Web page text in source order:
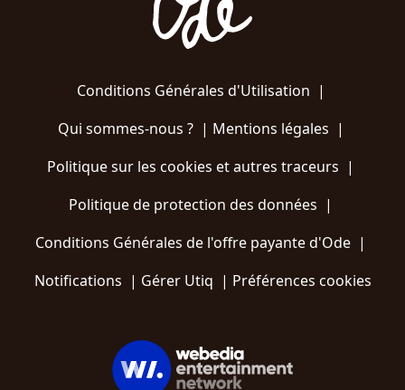
Conditions Générales d'Utilisation |
Qui sommes-nous ?| Mentions légales |
Politique sur les cookies et autres traceurs |
Politique de protection des données |
Conditions Générales de l'offre payante d'Ode |
Notifications | Gérer Utiq | Préférences cookies